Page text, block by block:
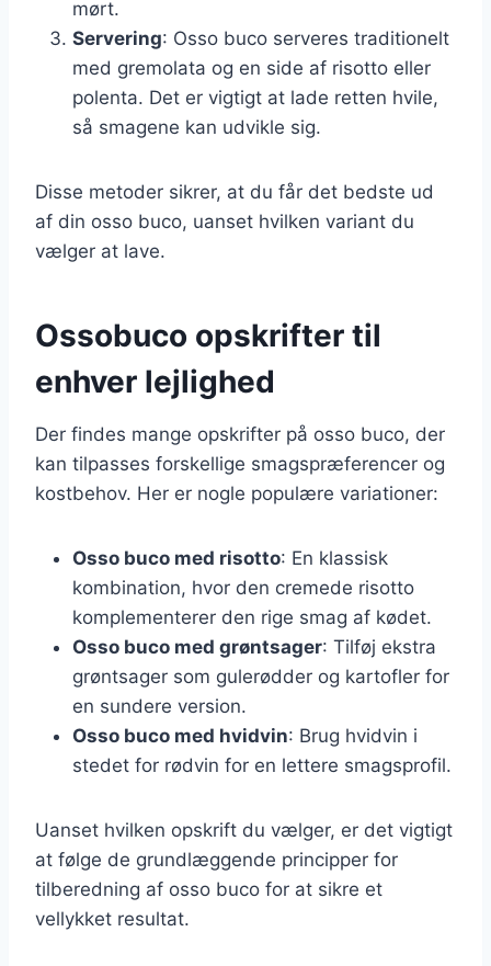
mørt.
Servering: Osso buco serveres traditionelt
med gremolata og en side af risotto eller
polenta. Det er vigtigt at lade retten hvile,
så smagene kan udvikle sig.
Disse metoder sikrer, at du får det bedste ud
af din osso buco, uanset hvilken variant du
vælger at lave.
Ossobuco opskrifter til
enhver lejlighed
Der findes mange opskrifter på osso buco, der
kan tilpasses forskellige smagspræferencer og
kostbehov. Her er nogle populære variationer:
Osso buco med risotto: En klassisk
kombination, hvor den cremede risotto
komplementerer den rige smag af kødet.
Osso buco med grøntsager: Tilføj ekstra
grøntsager som gulerødder og kartofler for
en sundere version.
Osso buco med hvidvin: Brug hvidvin i
stedet for rødvin for en lettere smagsprofil.
Uanset hvilken opskrift du vælger, er det vigtigt
at følge de grundlæggende principper for
tilberedning af osso buco for at sikre et
vellykket resultat.